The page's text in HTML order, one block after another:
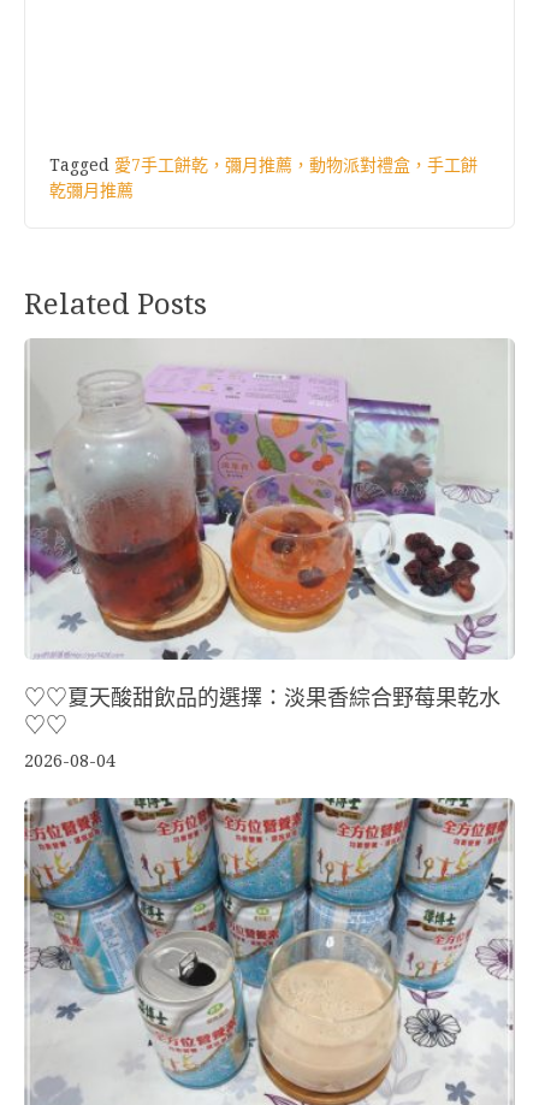
Tagged 愛7手工餅乾，彌月推薦，動物派對禮盒，手工餅
乾彌月推薦
Related Posts
♡♡夏天酸甜飲品的選擇：淡果香綜合野莓果乾水
♡♡
2026-08-04